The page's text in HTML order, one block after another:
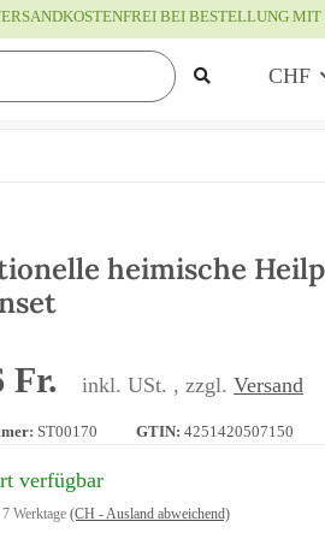
BEI BESTELLUNG MIT
CHF
heimische
Fr. inkl. USt. , zzgl. Versand
ST00170 GTIN: 4251420507150
verfügbar
Werktage (CH - Ausland abweichend)